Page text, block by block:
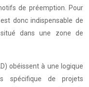
de préemption. Pour
donc indispensable de
dans une zone de
obéissent à une logique
spécifique de projets